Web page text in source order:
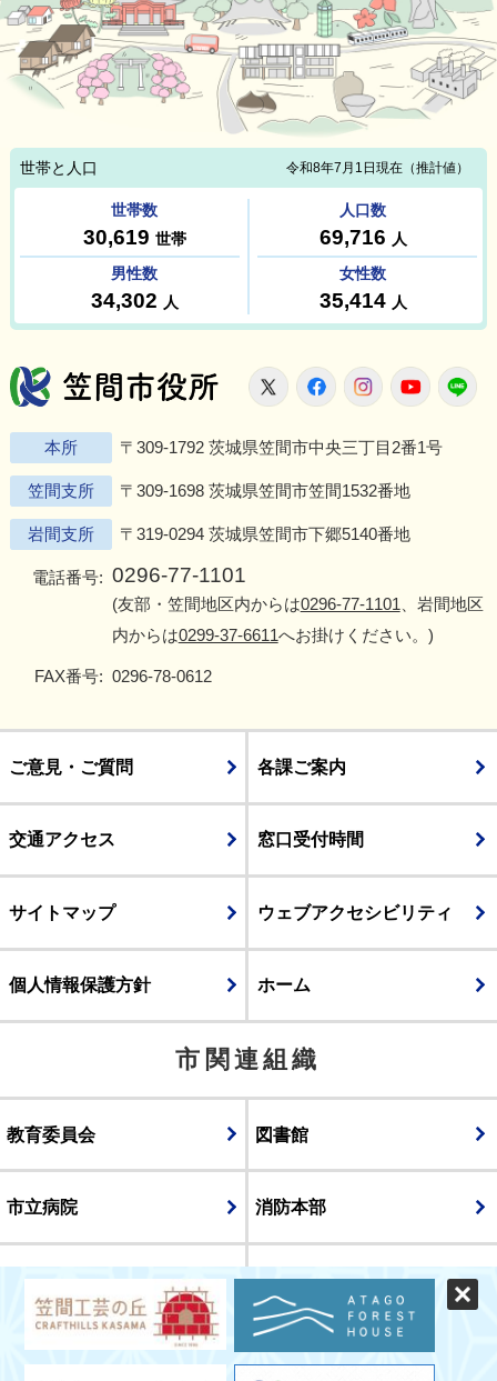
笠間市役所
X FacebookInstagram
本所 〒309-1792 茨城県笠間市中央三丁目2番1号
笠間支所 〒309-1698 茨城県笠間市笠間1532番地
岩間支所 〒319-0294 茨城県笠間市下郷5140番地
電話番号: 0296-77-1101
(友部・笠間地区内からは0296-77-1101 、岩間地区
内からは0299-37-6611へお掛けください。)
FAX番号: 0296-78-0612
ご意見・ご質問 各課ご案内
交通アクセス 窓口受付時間
サイトマップ ウェブアクセシビリティ
個人情報保護方針 ホーム
市関連組織
教育委員会 図書館
市立病院 消防本部
議会
表示 スマートフォン版 パソコン版